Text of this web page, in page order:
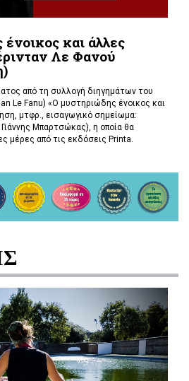
και άλλες
Λε Φανού
από τη συλλογή διηγημάτων του
Le Fanu) «Ο μυστηριώδης ένοικος και
μτφρ., εισαγωγικό σημείωμα:
Γιάννης Μπαρτσώκας), η οποία θα
μέρες από τις εκδόσεις Printa.